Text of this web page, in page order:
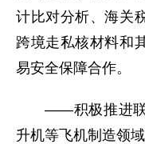
计比对分析、海关
跨境走私核材料和
易安全保障合作。
——积极推进联
升机等飞机制造领域